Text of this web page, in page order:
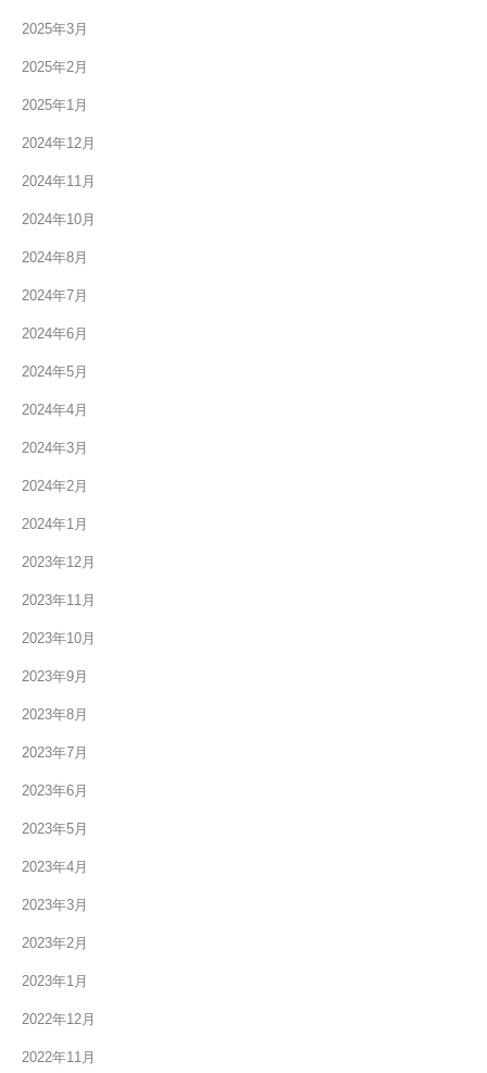
2025年3月
2025年2月
2025年1月
2024年12月
2024年11月
2024年10月
2024年8月
2024年7月
2024年6月
2024年5月
2024年4月
2024年3月
2024年2月
2024年1月
2023年12月
2023年11月
2023年10月
2023年9月
2023年8月
2023年7月
2023年6月
2023年5月
2023年4月
2023年3月
2023年2月
2023年1月
2022年12月
2022年11月